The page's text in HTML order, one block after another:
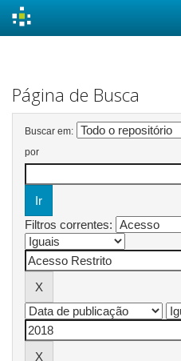
Página de Busca
Buscar em:
por
Filtros correntes: